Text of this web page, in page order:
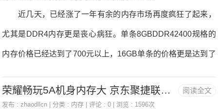
近几天，已经涨了一年有余的内存市场再度疯狂了起来，
尤其是DDR4内存更是丧心病狂。单条8GBDDR42400规格的
内存价格已经达到了700元以上，16GB单条的价格更是达到了
买一台苹果最新的IPhoneX。 内存疯涨这股妖风不仅在PC
阅读全文
荣耀畅玩5A机身内存大 京东聚捷联盛手机旗舰店729元销售中
发布 :zhaodllcn | 分类 : 内存 | 评论 : 0 | 浏览 : 1596次